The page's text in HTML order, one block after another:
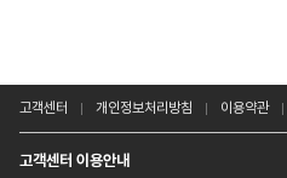
고객센터 개인정보처리방침 이용약관
고객센터 이용안내